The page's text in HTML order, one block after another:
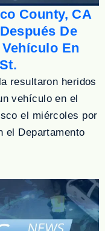
County, CA
De
En
resultaron heridos
vehículo en el
el miércoles por
el Departamento